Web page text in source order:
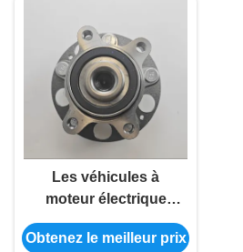
Les véhicules à
moteur électrique
sont équipés d'un
moteur électrique à
Obtenez le meilleur prix